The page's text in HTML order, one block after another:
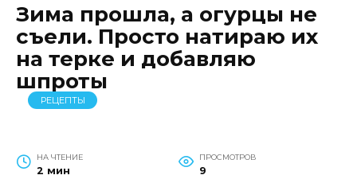
Зима прошла, а огурцы не
съели. Просто натираю их
на терке и добавляю
шпроты
РЕЦЕПТЫ
НА ЧТЕНИЕ
2 мин
ПРОСМОТРОВ
9